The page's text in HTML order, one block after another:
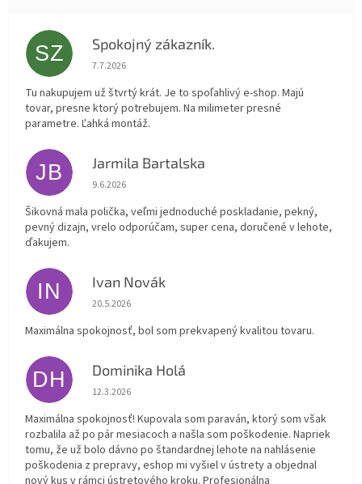
SZ Spokojný zákazník.
Hodnotenie obchodu je 5 z 5 hviezdičiek.
7.7.2026
Tu nakupujem už štvrtý krát. Je to spoľahlivý e-shop. Majú
tovar, presne ktorý potrebujem. Na milimeter presné
parametre. Ľahká montáž.
JB Jarmila Bartalska
Hodnotenie obchodu je 5 z 5 hviezdičiek.
9.6.2026
Šikovná mala polička, veľmi jednoduché poskladanie, pekný,
pevný dizajn, vrelo odporúčam, super cena, doručené v lehote,
ďakujem.
IN Ivan Novák
Hodnotenie obchodu je 5 z 5 hviezdičiek.
20.5.2026
Maximálna spokojnosť, bol som prekvapený kvalitou tovaru.
DH Dominika Holá
Hodnotenie obchodu je 5 z 5 hviezdičiek.
12.3.2026
Maximálna spokojnosť! Kupovala som paraván, ktorý som však
rozbalila až po pár mesiacoch a našla som poškodenie. Napriek
tomu, že už bolo dávno po štandardnej lehote na nahlásenie
poškodenia z prepravy, eshop mi vyšiel v ústrety a objednal